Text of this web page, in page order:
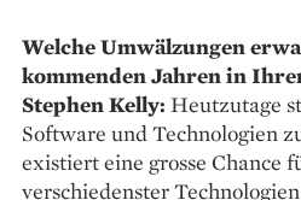
Welche Umwälzungen
kommenden Jahren in
Stephen Kelly: Heutzutage
Software und Technologien
existiert eine grosse Chance
verschiedenster